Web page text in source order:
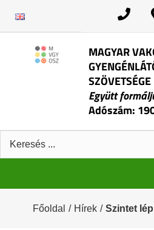
MAGYAR
SZÖVETSÉGE
Együtt
Adószám:
Keresés:
Főoldal / Hírek / Szintet